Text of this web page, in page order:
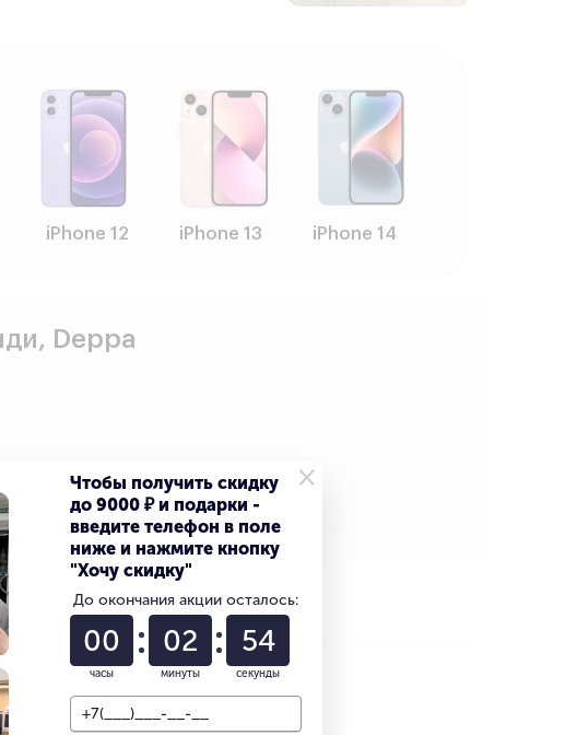
iPhone 12 iPhone 13 iPhone 14
Deppa
выгоднее
×
Чтобы получить скидку
до 9000 ₽ и подарки -
введите телефон в поле
ниже и нажмите кнопку
"Хочу скидку"
До окончания акции осталось:
00
часы
02
минуты
53
секунды